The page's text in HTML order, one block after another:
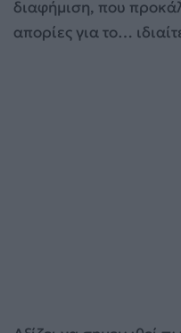
διαφήμιση, που
απορίες για το…